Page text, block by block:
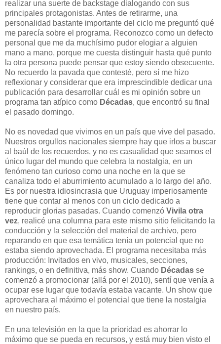
realizar una suerte de backstage dialogando con sus
principales protagonistas. Antes de retirarme, una
personalidad bastante importante del ciclo me preguntó qué
me parecía sobre el programa. Reconozco como un defecto
personal que me da muchísimo pudor elogiar a alguien
mano a mano, porque me cuesta distinguir hasta qué punto
la otra persona puede pensar que estoy siendo obsecuente.
No recuerdo la pavada que contesté, pero sí me hizo
reflexionar y considerar que era imprescindible dedicar una
publicación para desarrollar cuál es mi opinión sobre un
programa tan atípico como Décadas, que encontró su final
el pasado domingo.
No es novedad que vivimos en un país que vive del pasado.
Nuestros orgullos nacionales siempre hay que irlos a buscar
al baúl de los recuerdos, y no es casualidad que seamos el
único lugar del mundo que celebra la nostalgia, en un
fenómeno tan curioso como una noche en la que se
canaliza todo el aburrimiento acumulado a lo largo del año.
Es por nuestra idiosincrasia que Uruguay imperiosamente
tiene que contar al menos con un ciclo dedicado a
reproducir glorias pasadas. Cuando comenzó Vivila otra
vez, realicé una columna para este mismo sitio felicitando la
conducción y la selección del material de archivo, pero
reparando en que esa temática tenía un potencial que no
estaba siendo aprovechada. El programa necesitaba más
producción: Invitados en vivo, musicales, secciones,
rankings, o en definitiva, más show. Cuando Décadas se
comenzó a promocionar (allá por el 2010), sentí que venía a
ocupar ese lugar que todavía estaba vacante. Un show que
aprovechara al máximo el potencial que tiene la nostalgia
en nuestro país.
En una televisión en la que la prioridad es ahorrar lo
máximo que se pueda en recursos, y está muy bien visto el